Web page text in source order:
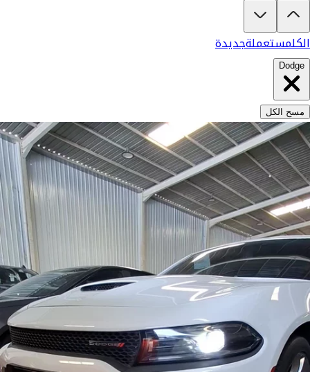
الكلمستعملةجديدة
Dodge
مسح الكل